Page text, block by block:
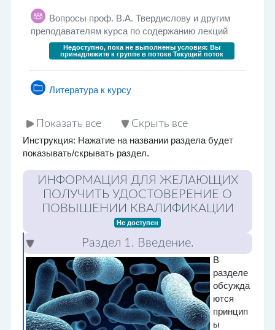
Вопросы проф. В.А. Твердислову и другим
преподавателям курса по содержанию лекцийФорум
Недоступно, пока не выполнены условия: Вы
принадлежите к группе в потоке Текущий поток
Литература к курсу
Показать все Скрыть все
Инструкция: Нажатие на названии раздела будет
показывать/скрывать раздел.
ИНФОРМАЦИЯ ДЛЯ ЖЕЛАЮЩИХ
ПОЛУЧИТЬ УДОСТОВЕРЕНИЕ О
ПОВЫШЕНИИ КВАЛИФИКАЦИИ
Не доступен
Раздел 1. Введение.
В
разделе
обсужда
ются
принцип
ы